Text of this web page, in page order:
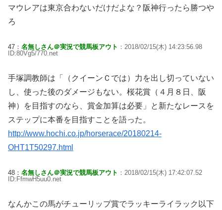
マウレアは東京合わないだけだよな？阪神行ったら勝つや
ろ
47： 名無しさん＠実況で競馬板アウト ：2018/02/15(木) 14:23:56.98
ID:80Vg5/770.net
手塚調教師は「（クイーンＣでは）力を出し切っていない
し、使った後のダメージもない。桜花賞（４月８日、阪
神）を目指すのなら、賞金加算は必要」と新たなレースを
ステップに本番を目指すことを語った。
http://www.hochi.co.jp/horserace/20180214-
OHT1T50297.html
48： 名無しさん＠実況で競馬板アウト ：2018/02/15(木) 17:42:07.52
ID:FfmwH5uu0.net
なんかこの馬がチューリップ賞でラッキーライラック以下